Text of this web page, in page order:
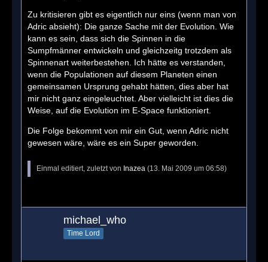
Zu kritisieren gibt es eigentlich nur eins (wenn man von
Adric absieht): Die ganze Sache mit der Evolution. Wie
kann es sein, dass sich die Spinnen in die
Sumpfmänner entwickeln und gleichzeitg trotzdem als
Spinnenart weiterbestehen. Ich hätte es verstanden,
wenn die Populationen auf diesem Planeten einen
gemeinsamen Ursprung gehabt hätten, dies aber hat
mir nicht ganz eingeleuchtet. Aber vielleicht ist dies die
Weise, auf die Evolution im E-Space funktioniert.
Die Folge bekommt von mir ein Gut, wenn Adric nicht
gewesen wäre, wäre es ein Super geworden.
Einmal editiert, zuletzt von Inazea (13. Mai 2009 um 06:58)
michael_who
Time Lord